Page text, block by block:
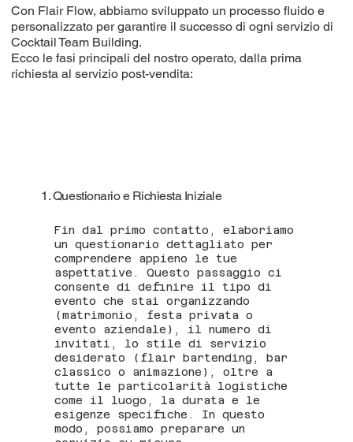
Con Flair Flow, abbiamo sviluppato un processo fluido e
personalizzato per garantire il successo di ogni servizio di
Cocktail Team Building.
Ecco le fasi principali del nostro operato, dalla prima
richiesta al servizio post-vendita:
1. Questionario e Richiesta Iniziale
Fin dal primo contatto, elaboriamo
un questionario dettagliato per
comprendere appieno le tue
aspettative. Questo passaggio ci
consente di definire il tipo di
evento che stai organizzando
(matrimonio, festa privata o
evento aziendale), il numero di
invitati, lo stile di servizio
desiderato (flair bartending, bar
classico o animazione), oltre a
tutte le particolarità logistiche
come il luogo, la durata e le
esigenze specifiche. In questo
modo, possiamo preparare un